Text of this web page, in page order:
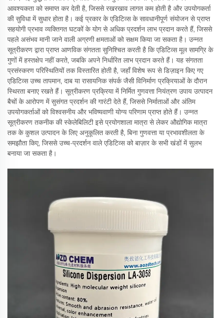
आवश्यकता को समाप्त कर देती है, जिससे रखरखाव लागत कम होती है और उपयोगकर्ता
की सुविधा में सुधार होता है। कई प्रकार के एडिटिव्स के सावधानीपूर्ण संयोजन से प्राप्त
सहयोगी प्रभाव व्यक्तिगत घटकों के योग से अधिक प्रदर्शन लाभ प्रदान करते हैं, जिससे
पहले असंभव मानी जाने वाली अग्रणी क्षमताओं को सक्षम किया जा सकता है। उन्नत
सूत्रीकरण द्वारा प्राप्त आणविक संगतता सुनिश्चित करती है कि एडिटिव्स मूल सामग्रि के
गुणों में हस्तक्षेप नहीं करते, जबकि अपने निर्धारित लाभ प्रदान करते हैं। यह संगतता
प्रसंस्करण परिस्थितियों तक विस्तारित होती है, जहाँ विशेष रूप से डिज़ाइन किए गए
एडिटिव्स उच्च तापमान, दाब या रासायनिक संपर्क जैसी विनिर्माण प्रक्रियाओं के दौरान
स्थिरता बनाए रखते हैं। सूत्रीकरण प्रक्रिया में निर्मित गुणवत्ता नियंत्रण उपाय उत्पादन
बैचों के आरोपण में सुसंगत प्रदर्शन की गारंटी देते हैं, जिससे निर्माताओं और अंतिम
उपयोगकर्ताओं को विश्वसनीय और भविष्यवाणी योग्य परिणाम प्राप्त होते हैं। उन्नत
सूत्रीकरण तकनीक की स्केलेबिलिटी इसे प्रयोगशाला मात्रा से लेकर औद्योगिक मात्रा
तक के कुशल उत्पादन के लिए अनुकूलित करती है, बिना गुणवत्ता या प्रभावशीलता के
समझौता किए, जिससे उच्च-प्रदर्शन वाले एडिटिव्स को बाज़ार के सभी खंडों में सुलभ
बनाया जा सकता है।